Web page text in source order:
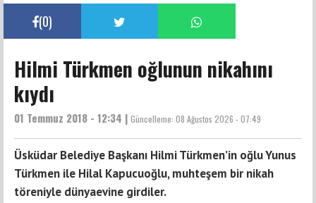
(0)
Hilmi Türkmen oğlunun nikahını
kıydı
01 Temmuz 2018 - 12:34 | Güncelleme: 08 Ağustos 2026 - 07:49
Üsküdar Belediye Başkanı Hilmi Türkmen’in oğlu Yunus
Türkmen ile Hilal Kapucuoğlu, muhteşem bir nikah
töreniyle dünyaevine girdiler.